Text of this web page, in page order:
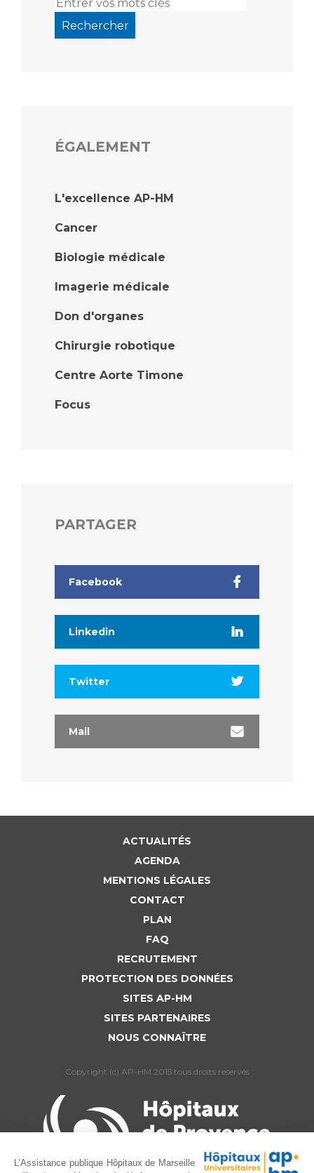
ÉGALEMENT
L'excellence AP-HM
Cancer
Biologie médicale
Imagerie médicale
Don d'organes
Chirurgie robotique
Centre Aorte Timone
Focus
PARTAGER
Facebook
Linkedin
Twitter
Mail
ACTUALITÉS
AGENDA
MENTIONS LÉGALES
CONTACT
PLAN
FAQ
RECRUTEMENT
PROTECTION DES DONNÉES
SITES AP-HM
SITES PARTENAIRES
NOUS CONNAÎTRE
Copyright (c) AP-HM 2015 tous droits reservés
L’Assistance publique Hôpitaux de Marseille